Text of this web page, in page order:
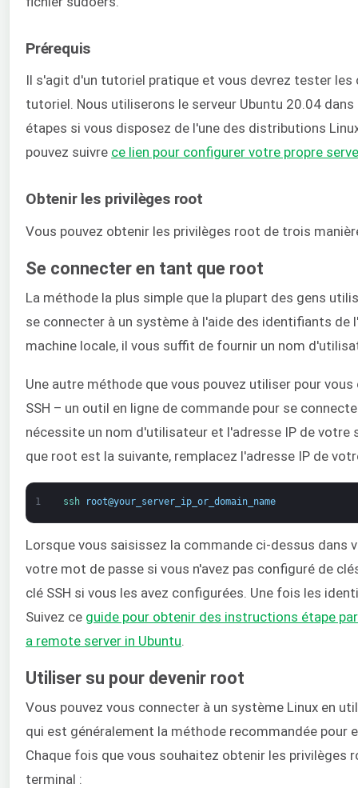
Prérequis
Il s'agit d'un tutoriel pratique et vous devrez tester
tutoriel. Nous utiliserons le serveur Ubuntu 20.04
étapes si vous disposez de l'une des distributions
pouvez suivre ce lien pour configurer votre propre
Obtenir les privilèges root
Vous pouvez obtenir les privilèges root de trois
Se connecter en tant que root
La méthode la plus simple que la plupart des gens
se connecter à un système à l'aide des identifiants
machine locale, il vous suffit de fournir un nom
Une autre méthode que vous pouvez utiliser pour
SSH – un outil en ligne de commande pour se
nécessite un nom d'utilisateur et l'adresse IP de votre
que root est la suivante, remplacez l'adresse IP de
1 ssh root@your_server_ip_or_domain_name
Lorsque vous saisissez la commande ci-dessus dans
votre mot de passe si vous n'avez pas configuré de
clé SSH si vous les avez configurées. Une fois les
Suivez ce guide pour obtenir des instructions étape
a remote server in Ubuntu.
Utiliser su pour devenir root
Vous pouvez vous connecter à un système Linux en
qui est généralement la méthode recommandée
Chaque fois que vous souhaitez obtenir les privilèges
terminal :